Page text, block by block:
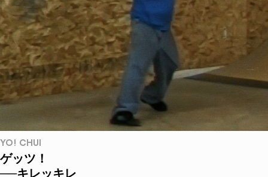
YO! CHUI
ゲッツ！
──キレッキレ